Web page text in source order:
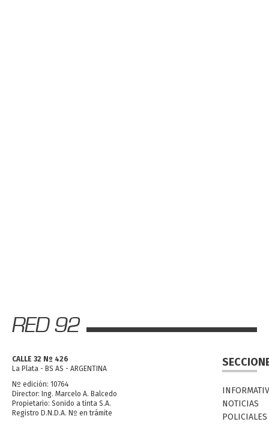
CALLE 32 Nº 426
La Plata - BS AS - ARGENTINA
Nº edición: 10764
Director: Ing. Marcelo A. Balcedo
Propietario: Sonido a tinta S.A.
Registro D.N.D.A. Nº en trámite
NOTICIAS
POLICIALES